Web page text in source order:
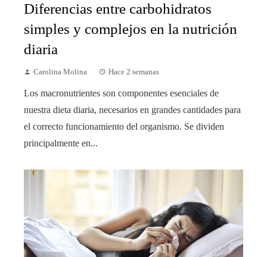
Diferencias entre carbohidratos
simples y complejos en la nutrición
diaria
Carolina Molina Hace 2 semanas
Los macronutrientes son componentes esenciales de
nuestra dieta diaria, necesarios en grandes cantidades para
el correcto funcionamiento del organismo. Se dividen
principalmente en...